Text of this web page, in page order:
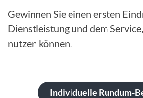
Gewinnen Sie einen ersten
Dienstleistung und dem
nutzen können.
Individuelle Rundum-